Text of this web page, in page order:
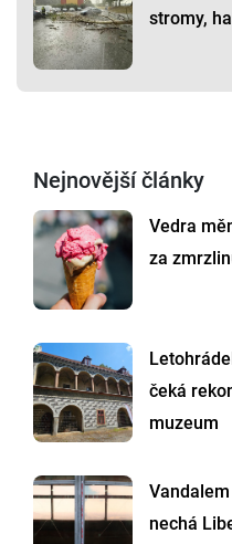
stromy,
Nejnovější články
Vedra
za
čeká
muzeum
nechá